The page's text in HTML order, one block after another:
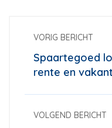
VORIG BERICHT
Spaartegoed
rente en
VOLGEND BERICHT